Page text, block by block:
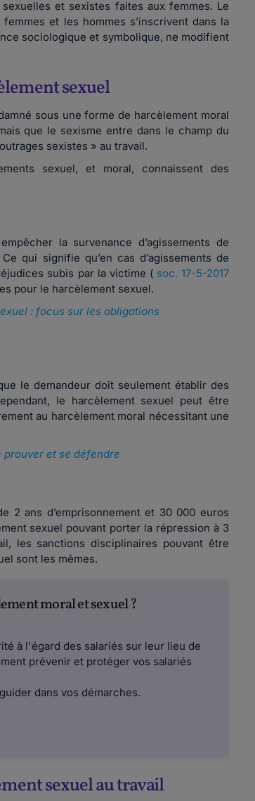
et sexistes faites aux femmes. Le
et les hommes s’inscrivent dans la
sociologique et symbolique, ne modifient
sexuel
sous une forme de harcèlement moral
que le sexisme entre dans le champ du
sexistes » au travail.
sexuel, et moral, connaissent des
la survenance d’agissements de
qui signifie qu’en cas d’agissements de
subis par la victime (soc. 17-5-2017
pour le harcèlement sexuel.
: focus sur les obligations
le demandeur doit seulement établir des
le harcèlement sexuel peut être
au harcèlement moral nécessitant une
et se défendre
2 ans d’emprisonnement et 30 000 euros
sexuel pouvant porter la répression à 3
les sanctions disciplinaires pouvant être
sont les mêmes.
moral et sexuel ?
à l'égard des salariés sur leur lieu de
prévenir et protéger vos salariés
dans vos démarches.
sexuel au travail